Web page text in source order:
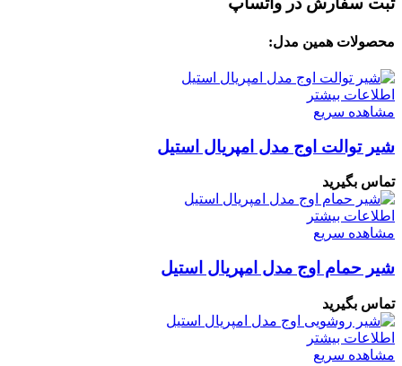
محصولات همین مدل:
اطلاعات بیشتر
مشاهده سریع
شیر توالت اوج مدل امپریال استیل
تماس بگیرید
اطلاعات بیشتر
مشاهده سریع
شیر حمام اوج مدل امپریال استیل
تماس بگیرید
اطلاعات بیشتر
مشاهده سریع